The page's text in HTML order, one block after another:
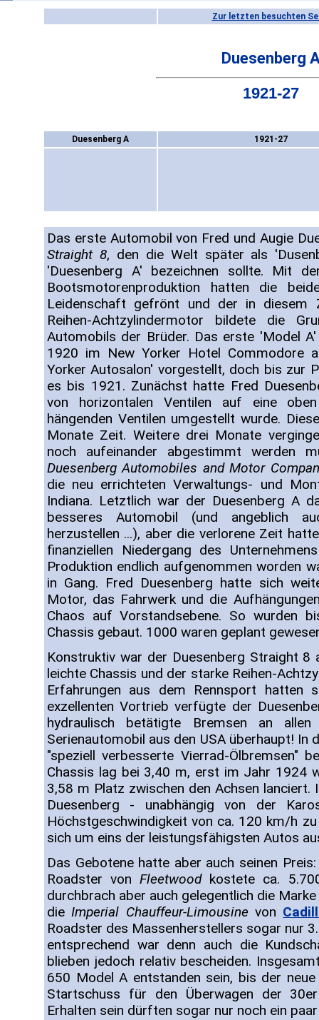
Zur letzten besuchten
Duesenberg
1921-27
Duesenberg A 1921-27
Das erste Automobil von Fred und Augie
Straight 8, den die Welt später als
'Duesenberg A' bezeichnen sollte. Mit
Bootsmotorenproduktion hatten die
Leidenschaft gefrönt und der in diesem
Reihen-Achtzylindermotor bildete die
Automobils der Brüder. Das erste 'Model
1920 im New Yorker Hotel Commodore
Yorker Autosalon' vorgestellt, doch bis zur
es bis 1921. Zunächst hatte Fred
von horizontalen Ventilen auf eine
hängenden Ventilen umgestellt wurde.
Monate Zeit. Weitere drei Monate
noch aufeinander abgestimmt werden
Duesenberg Automobiles and Motor
die neu errichteten Verwaltungs- und
Indiana. Letztlich war der Duesenberg A
besseres Automobil (und angeblich
herzustellen ...), aber die verlorene Zeit
finanziellen Niedergang des
Produktion endlich aufgenommen worden
in Gang. Fred Duesenberg hatte sich
Motor, das Fahrwerk und die
Chaos auf Vorstandsebene. So wurden
Chassis gebaut. 1000 waren geplant
Konstruktiv war der Duesenberg Straight 8
leichte Chassis und der starke Reihen-
Erfahrungen aus dem Rennsport hatten
exzellenten Vortrieb verfügte der
hydraulisch betätigte Bremsen an
Serienautomobil aus den USA überhaupt! In
"speziell verbesserte Vierrad-Ölbremsen"
Chassis lag bei 3,40 m, erst im Jahr 1924
3,58 m Platz zwischen den Achsen
Duesenberg - unabhängig von der
Höchstgeschwindigkeit von ca. 120 km/h
sich um eins der leistungsfähigsten Autos
Das Gebotene hatte aber auch seinen
Roadster vonFleetwoodkostete ca.
durchbrach aber auch gelegentlich die
dieImperial Chauffeur-Limousinevon
Roadster des Massenherstellers sogar nur
entsprechend war denn auch die
blieben jedoch relativ bescheiden.
650 Model A entstanden sein, bis der
Startschuss für den Überwagen der
Erhalten sein dürften sogar nur noch ein